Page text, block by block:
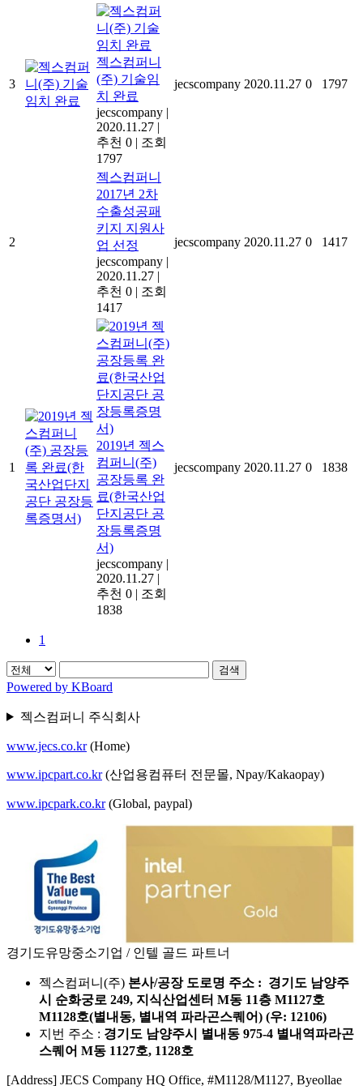
3
젝스컴퍼니
(주) 기술임
치 완료
jecscompany |
2020.11.27 |
추천 0 | 조회
1797
jecscompany 2020.11.27 0 1797
2
젝스컴퍼니
2017년 2차
수출성공패
키지 지원사
업 선정
jecscompany |
2020.11.27 |
추천 0 | 조회
1417
jecscompany 2020.11.27 0 1417
1
2019년 젝스
컴퍼니(주)
공장등록 완
료(한국산업
단지공단 공
장등록증명
서)
jecscompany |
2020.11.27 |
추천 0 | 조회
1838
jecscompany 2020.11.27 0 1838
1
검색
Powered by KBoard
젝스컴퍼니 주식회사
www.jecs.co.kr(Home)
www.ipcpart.co.kr(산업용컴퓨터 전문몰, Npay/Kakaopay)
www.ipcpark.co.kr(Global, paypal)
경기도유망중소기업 / 인텔 골드 파트너
젝스컴퍼니(주) 본사/공장 도로명 주소 : 경기도 남양주
시 순화궁로 249, 지식산업센터 M동 11층 M1127호
M1128호(별내동, 별내역 파라곤스퀘어) (우: 12106)
지번 주소 : 경기도 남양주시 별내동 975-4 별내역파라곤
스퀘어 M동 1127호, 1128호
[Address] JECS Company HQ Office, #M1128/M1127, Byeollae